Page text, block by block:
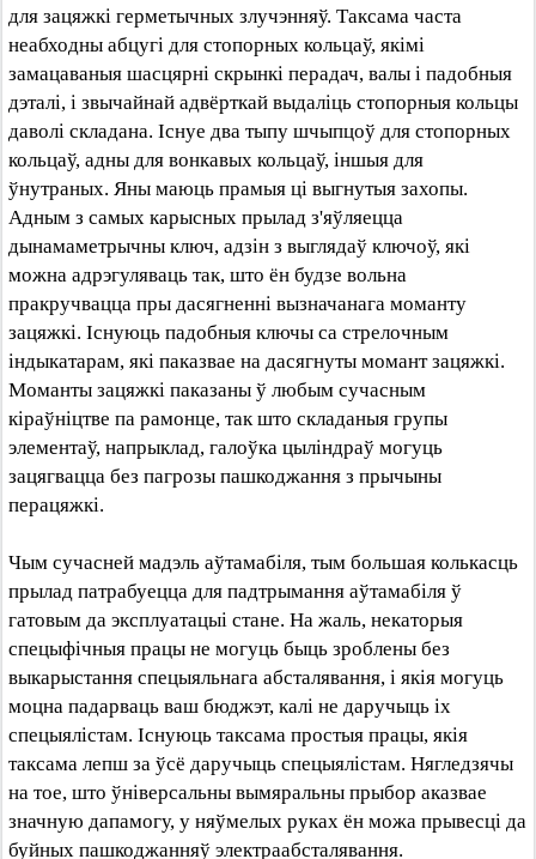
для зацяжкі герметычных злучэнняў. Таксама часта
неабходны абцугі для стопорных кольцаў, якімі
замацаваныя шасцярні скрынкі перадач, валы і падобныя
дэталі, і звычайнай адвёрткай выдаліць стопорныя кольцы
даволі складана. Існуе два тыпу шчыпцоў для стопорных
кольцаў, адны для вонкавых кольцаў, іншыя для
ўнутраных. Яны маюць прамыя ці выгнутыя захопы.
Адным з самых карысных прылад з'яўляецца
дынамаметрычны ключ, адзін з выглядаў ключоў, які
можна адрэгуляваць так, што ён будзе вольна
пракручвацца пры дасягненні вызначанага моманту
зацяжкі. Існуюць падобныя ключы са стрелочным
індыкатарам, які паказвае на дасягнуты момант зацяжкі.
Моманты зацяжкі паказаны ў любым сучасным
кіраўніцтве па рамонце, так што складаныя групы
элементаў, напрыклад, галоўка цыліндраў могуць
зацягвацца без пагрозы пашкоджання з прычыны
перацяжкі.
Чым сучасней мадэль аўтамабіля, тым большая колькасць
прылад патрабуецца для падтрымання аўтамабіля ў
гатовым да эксплуатацыі стане. На жаль, некаторыя
спецыфічныя працы не могуць быць зроблены без
выкарыстання спецыяльнага абсталявання, і якія могуць
моцна падарваць ваш бюджэт, калі не даручыць іх
спецыялістам. Існуюць таксама простыя працы, якія
таксама лепш за ўсё даручыць спецыялістам. Нягледзячы
на тое, што ўніверсальны вымяральны прыбор аказвае
значную дапамогу, у няўмелых руках ён можа прывесці да
буйных пашкоджанняў электраабсталявання.